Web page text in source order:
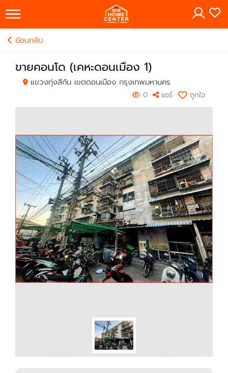
×
ย้อนกลับ
ขายคอนโด (เคหะดอนเมือง 1)
แขวงทุ่งสีกัน เขตดอนเมือง กรุงเทพมหานคร
0 แชร์ ถูกใจ